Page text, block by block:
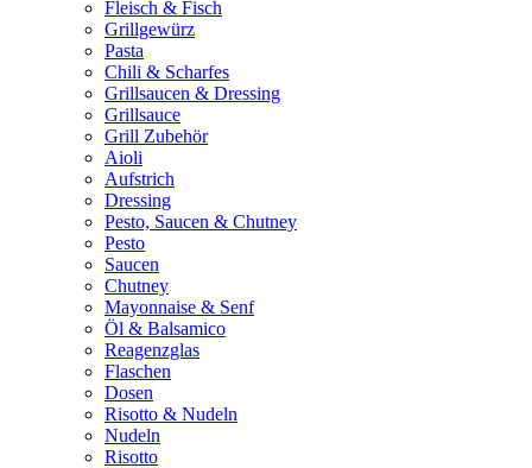
Fleisch & Fisch
Grillgewürz
Pasta
Chili & Scharfes
Grillsaucen & Dressing
Grillsauce
Grill Zubehör
Aioli
Aufstrich
Dressing
Pesto, Saucen & Chutney
Pesto
Saucen
Chutney
Mayonnaise & Senf
Öl & Balsamico
Reagenzglas
Flaschen
Dosen
Risotto & Nudeln
Nudeln
Risotto